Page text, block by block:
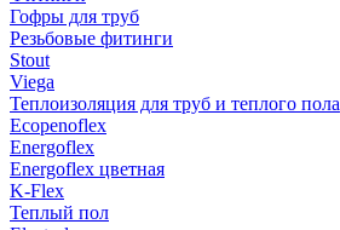
Гофры для труб
Резьбовые фитинги
Stout
Viega
Теплоизоляция для труб и теплого пола
Ecopenoflex
Energoflex
Energoflex цветная
K-Flex
Теплый пол